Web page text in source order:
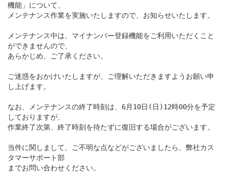
機能」について、
メンテナンス作業を実施いたしますので、お知らせいたします。
メンテナンス中は、マイナンバー登録機能をご利用いただくこと
ができませんので、
あらかじめ、ご了承ください。
ご迷惑をおかけいたしますが、ご理解いただきますようお願い申
し上げます。
なお、メンテナンスの終了時刻は、6月10日(日)12時00分を予定
しておりますが、
作業終了次第、終了時刻を待たずに復旧する場合がございます。
当件に関しまして、ご不明な点などがございましたら、弊社カス
タマーサポート部
までお問い合わせください。